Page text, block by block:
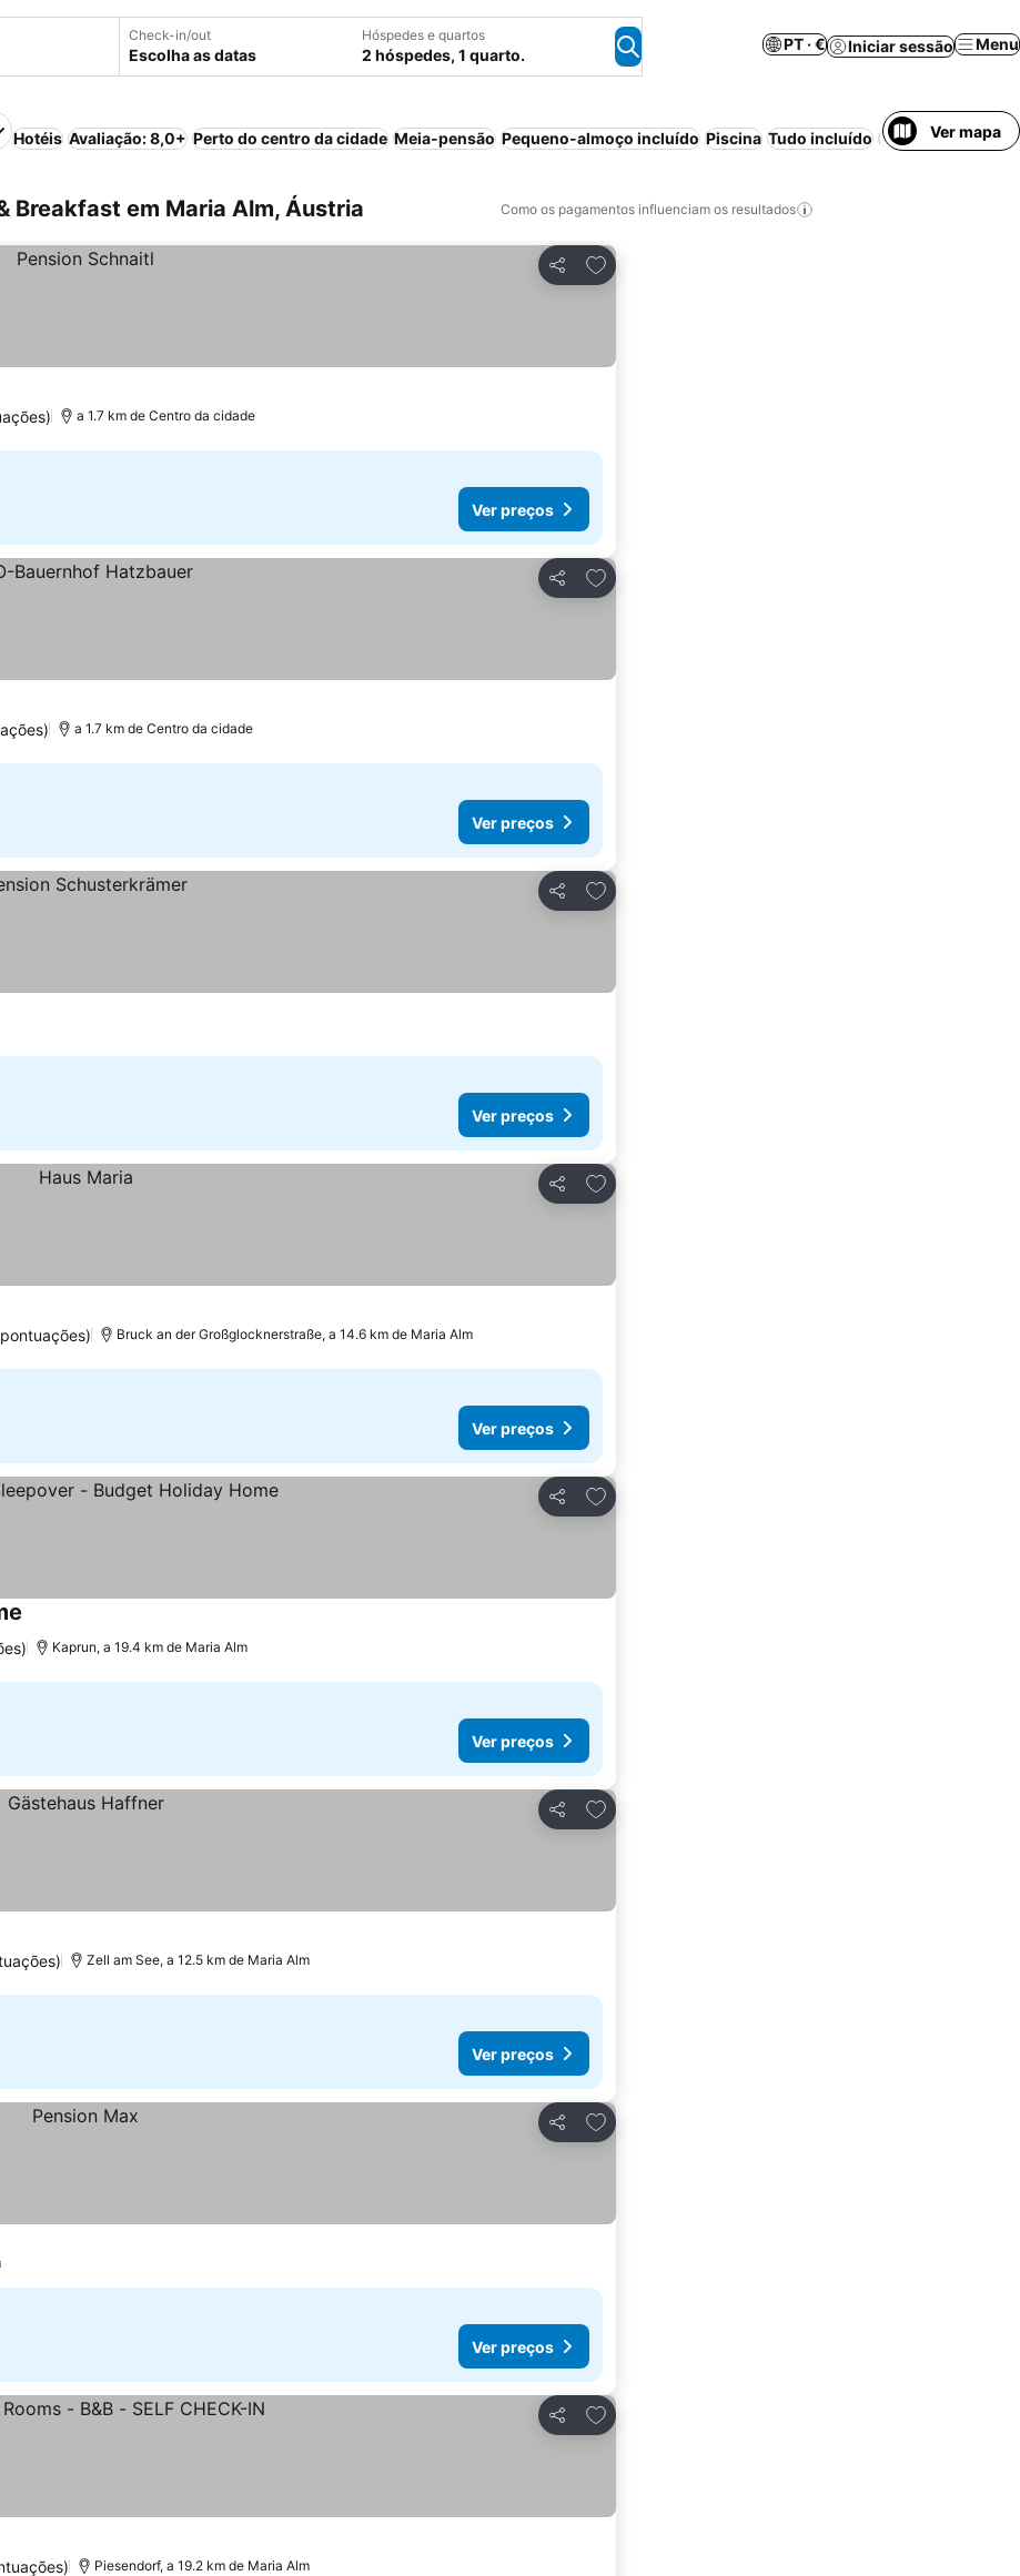
Check-in/out
Escolha as datas
Hóspedes e quartos
2 hóspedes, 1 quarto.
PT · € Iniciar sessão Menu
Hotéis Avaliação: 8,0+ Perto do centro da cidade Meia-pensão Pequeno-almoço incluído Piscina Tudo incluído Estacionamento
Ver mapa
Breakfast em Maria Alm, Áustria Como os pagamentos influenciam os resultados
Partilhar
Adicionar aos favoritos
a 1.7 km de Centro da cidade
Ver preços
Partilhar
Adicionar aos favoritos
a 1.7 km de Centro da cidade
Ver preços
Partilhar
Adicionar aos favoritos
Ver preços
Partilhar
Adicionar aos favoritos
Bruck an der Großglocknerstraße, a 14.6 km de Maria Alm
Ver preços
Partilhar
Adicionar aos favoritos
Kaprun, a 19.4 km de Maria Alm
Ver preços
Partilhar
Adicionar aos favoritos
Zell am See, a 12.5 km de Maria Alm
Ver preços
Partilhar
Adicionar aos favoritos
Ver preços
Partilhar
Adicionar aos favoritos
Piesendorf, a 19.2 km de Maria Alm